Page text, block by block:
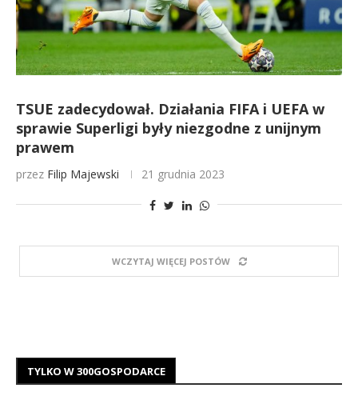
TSUE zadecydował. Działania FIFA i UEFA w
sprawie Superligi były niezgodne z unijnym
prawem
przez Filip Majewski 21 grudnia 2023
WCZYTAJ WIĘCEJ POSTÓW
TYLKO W 300GOSPODARCE